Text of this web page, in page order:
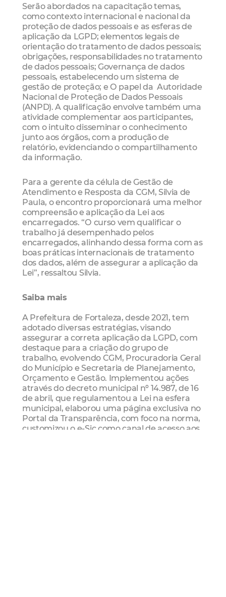
Serão abordados na capacitação temas,
como contexto internacional e nacional da
proteção de dados pessoais e as esferas de
aplicação da LGPD; elementos legais de
orientação do tratamento de dados pessoais;
obrigações, responsabilidades no tratamento
de dados pessoais; Governança de dados
pessoais, estabelecendo um sistema de
gestão de proteção; e O papel da Autoridade
Nacional de Proteção de Dados Pessoais
(ANPD). A qualificação envolve também uma
atividade complementar aos participantes,
com o intuito disseminar o conhecimento
junto aos órgãos, com a produção de
relatório, evidenciando o compartilhamento
da informação.
Para a gerente da célula de Gestão de
Atendimento e Resposta da CGM, Silvia de
Paula, o encontro proporcionará uma melhor
compreensão e aplicação da Lei aos
encarregados. “O curso vem qualificar o
trabalho já desempenhado pelos
encarregados, alinhando dessa forma com as
boas práticas internacionais de tratamento
dos dados, além de assegurar a aplicação da
Lei”, ressaltou Silvia.
Saiba mais
A Prefeitura de Fortaleza, desde 2021, tem
adotado diversas estratégias, visando
assegurar a correta aplicação da LGPD, com
destaque para a criação do grupo de
trabalho, evolvendo CGM, Procuradoria Geral
do Município e Secretaria de Planejamento,
Orçamento e Gestão. Implementou ações
através do decreto municipal nº 14.987, de 16
de abril, que regulamentou a Lei na esfera
municipal, elaborou uma página exclusiva no
Portal da Transparência, com foco na norma,
customizou o e-Sic como canal de acesso aos